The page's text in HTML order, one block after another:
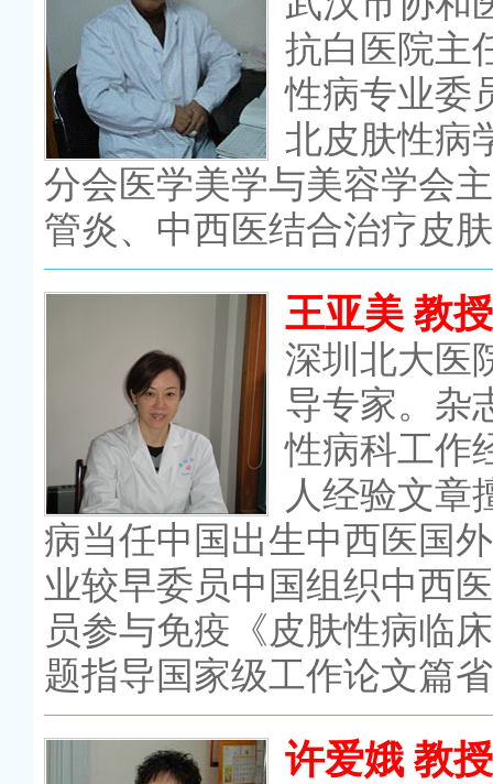
抗白医院主
性病专业委
北皮肤性病
分会医学美学与美容学会
管炎、中西医结合治疗皮
王亚美 教授
深圳北大医
导专家。杂
性病科工作
人经验文章
病当任中国出生中西医国
业较早委员中国组织中西
员参与免疫《皮肤性病临
题指导国家级工作论文篇
许爱娥 教授